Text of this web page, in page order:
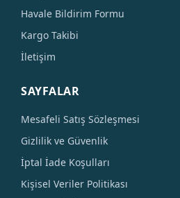
Havale Bildirim Formu
Kargo Takibi
İletişim
SAYFALAR
Mesafeli Satış Sözleşmesi
Gizlilik ve Güvenlik
İptal İade Koşulları
Kişisel Veriler Politikası